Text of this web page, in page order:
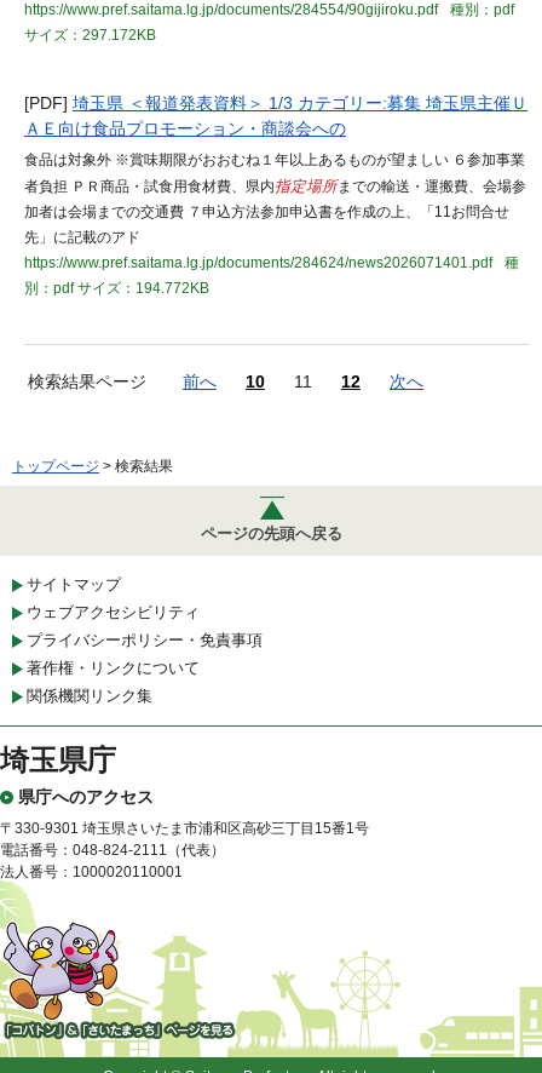
https://www.pref.saitama.lg.jp/documents/284554/90gijiroku.pdf
種別：pdf
サイズ：297.172KB
[PDF] 埼玉県 ＜報道発表資料＞ 1/3 カテゴリー:募集 埼玉県主催Ｕ
ＡＥ向け食品プロモーション・商談会への
食品は対象外 ※賞味期限がおおむね１年以上あるものが望ましい ６参加事業
者負担 ＰＲ商品・試食用食材費、県内指定場所までの輸送・運搬費、会場参
加者は会場までの交通費 ７申込方法参加申込書を作成の上、「11お問合せ
先」に記載のアド
https://www.pref.saitama.lg.jp/documents/284624/news2026071401.pdf
種
別：pdfサイズ：194.772KB
検索結果ページ 前へ 10 11 12 次へ
トップページ > 検索結果
ページの先頭へ戻る
サイトマップ
ウェブアクセシビリティ
プライバシーポリシー・免責事項
著作権・リンクについて
関係機関リンク集
埼玉県庁
県庁へのアクセス
〒330-9301 埼玉県さいたま市浦和区高砂三丁目15番1号
電話番号：048-824-2111（代表）
法人番号：1000020110001
「コバトン」&「さいたまっ